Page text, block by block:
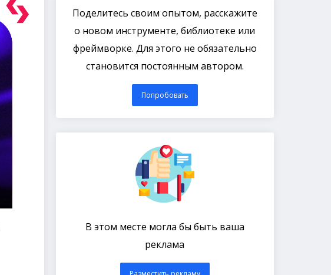
Поделитесь своим опытом, расскажите
о новом инструменте, библиотеке или
фреймворке. Для этого не обязательно
становится постоянным автором.
Попробовать
В этом месте могла бы быть ваша
реклама